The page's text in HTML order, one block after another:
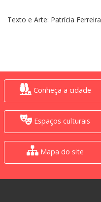
Texto e Arte: Patrícia Ferreira
Conheça a cidade
Espaços culturais
Mapa do site